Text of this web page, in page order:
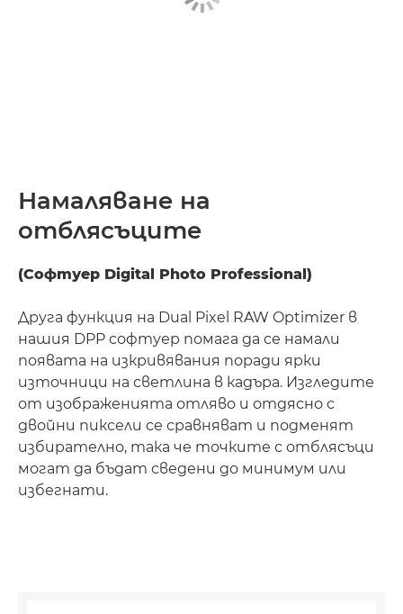
Намаляване на
отблясъците
(Софтуер Digital Photo Professional)
Друга функция на Dual Pixel RAW Optimizer в
нашия DPP софтуер помага да се намали
появата на изкривявания поради ярки
източници на светлина в кадъра. Изгледите
от изображенията отляво и отдясно с
двойни пиксели се сравняват и подменят
избирателно, така че точките с отблясъци
могат да бъдат сведени до минимум или
избегнати.